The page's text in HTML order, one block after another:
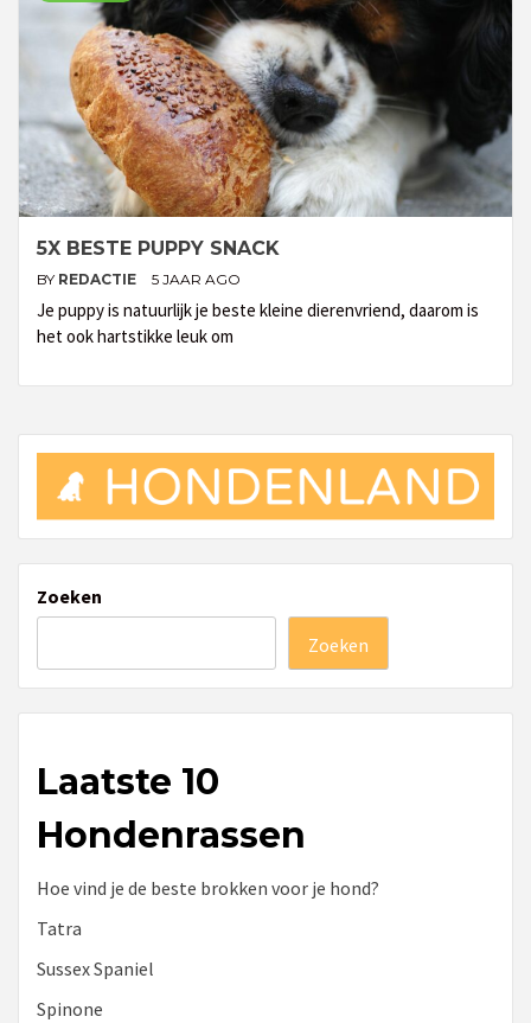
5X BESTE PUPPY SNACK
BY REDACTIE 5 JAAR AGO
Je puppy is natuurlijk je beste kleine dierenvriend, daarom is
het ook hartstikke leuk om
Zoeken
Zoeken
Laatste 10
Hondenrassen
Hoe vind je de beste brokken voor je hond?
Tatra
Sussex Spaniel
Spinone